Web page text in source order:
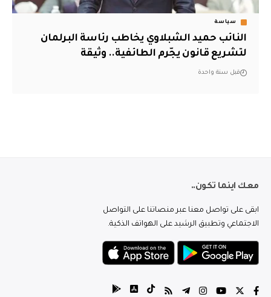
سياسة
النائب حميد الشبلاوي يخاطب رئاسة البرلمان
لتشريع قانون يجّرم الطائفية.. وثيقة
قبل سنة واحدة
معك اينما تكون..
ابقى على تواصل معنا عبر منصاتنا على التواصل
الاجتماعي وتطبيق الرشيد على الهواتف الذكية.